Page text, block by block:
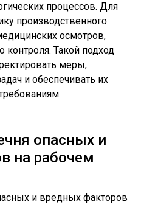
процессов. Для
производственного
осмотров,
контроля. Такой подход
меры,
и обеспечивать их
опасных и
на рабочем